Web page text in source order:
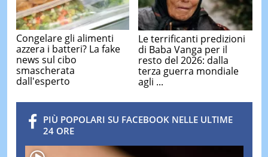
Congelare gli alimenti
azzera i batteri? La fake
news sul cibo
smascherata
dall'esperto
Le terrificanti predizioni
di Baba Vanga per il
resto del 2026: dalla
terza guerra mondiale
agli ...
PIÙ POPOLARI SU FACEBOOK NELLE ULTIME
24 ORE